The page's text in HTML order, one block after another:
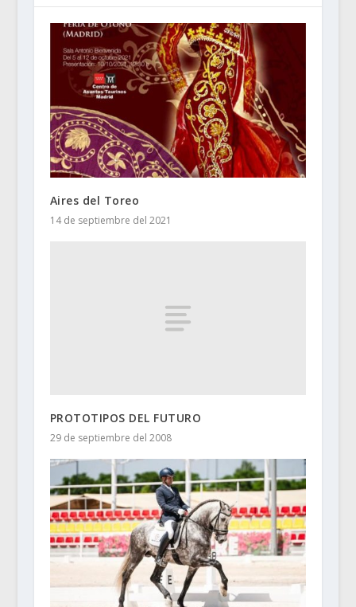
Aires del Toreo
14 de septiembre del 2021
PROTOTIPOS DEL FUTURO
29 de septiembre del 2008